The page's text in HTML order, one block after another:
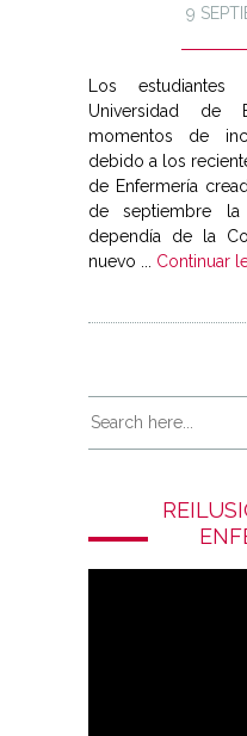
9
Los
Universidad de
momentos de
debido a los
de Enfermería
de septiembre la
dependía de la
nuevo ... Continuar